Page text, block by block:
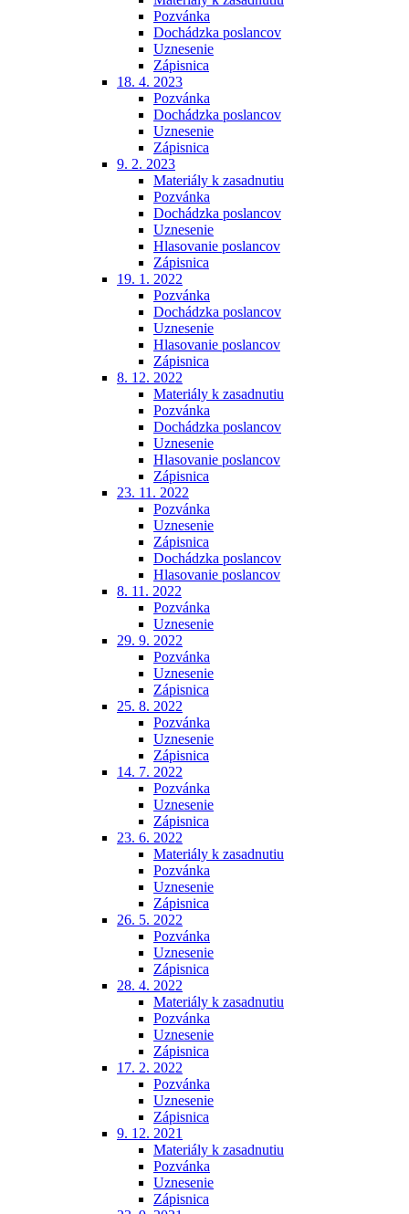
Pozvánka
Dochádzka poslancov
Uznesenie
Zápisnica
18. 4. 2023
Pozvánka
Dochádzka poslancov
Uznesenie
Zápisnica
9. 2. 2023
Materiály k zasadnutiu
Pozvánka
Dochádzka poslancov
Uznesenie
Hlasovanie poslancov
Zápisnica
19. 1. 2022
Pozvánka
Dochádzka poslancov
Uznesenie
Hlasovanie poslancov
Zápisnica
8. 12. 2022
Materiály k zasadnutiu
Pozvánka
Dochádzka poslancov
Uznesenie
Hlasovanie poslancov
Zápisnica
23. 11. 2022
Pozvánka
Uznesenie
Zápisnica
Dochádzka poslancov
Hlasovanie poslancov
8. 11. 2022
Pozvánka
Uznesenie
29. 9. 2022
Pozvánka
Uznesenie
Zápisnica
25. 8. 2022
Pozvánka
Uznesenie
Zápisnica
14. 7. 2022
Pozvánka
Uznesenie
Zápisnica
23. 6. 2022
Materiály k zasadnutiu
Pozvánka
Uznesenie
Zápisnica
26. 5. 2022
Pozvánka
Uznesenie
Zápisnica
28. 4. 2022
Materiály k zasadnutiu
Pozvánka
Uznesenie
Zápisnica
17. 2. 2022
Pozvánka
Uznesenie
Zápisnica
9. 12. 2021
Materiály k zasadnutiu
Pozvánka
Uznesenie
Zápisnica